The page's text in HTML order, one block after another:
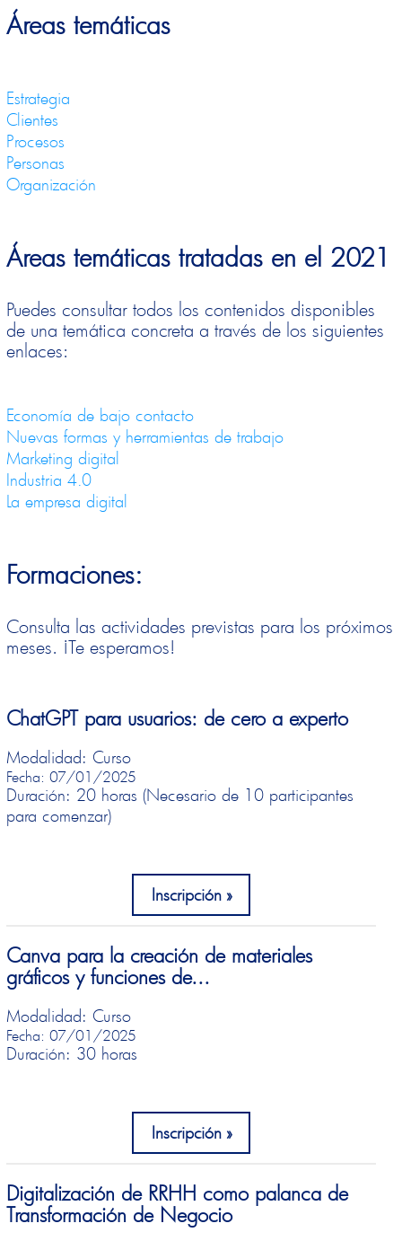
Áreas temáticas
Estrategia
Clientes
Procesos
Personas
Organización
Áreas temáticas tratadas en el 2021
Puedes consultar todos los contenidos disponibles
de una temática concreta a través de los siguientes
enlaces:
Economía de bajo contacto
Nuevas formas y herramientas de trabajo
Marketing digital
Industria 4.0
La empresa digital
Formaciones:
Consulta las actividades previstas para los próximos
meses. ¡Te esperamos!
ChatGPT para usuarios: de cero a experto
Modalidad: Curso
Fecha: 07/01/2025
Duración: 20 horas (Necesario de 10 participantes
para comenzar)
Inscripción
Canva para la creación de materiales
gráficos y funciones de...
Modalidad: Curso
Fecha: 07/01/2025
Duración: 30 horas
Inscripción
Digitalización de RRHH como palanca de
Transformación de Negocio